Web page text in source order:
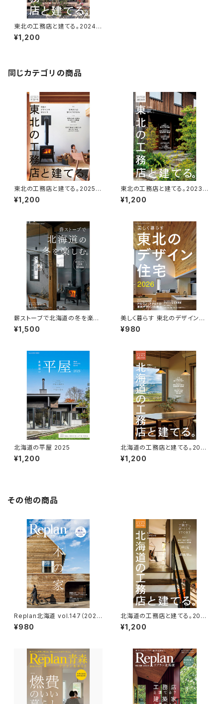
東北の工務店と建てる。2024年
版
¥1,200
同じカテゴリの商品
東北の工務店と建てる。2025年
版
¥1,200
東北の工務店と建てる。2023年
版
¥1,200
薪ストーブで北海道の冬を楽し
む。
¥1,500
美しく暮らす 東北のデザイン住
宅2026
¥980
北海道の平屋 2025
¥1,200
北海道の工務店と建てる。2024
年版
¥1,200
その他の商品
Replan北海道 vol.147（2025
冬春号）
¥980
北海道の工務店と建てる。2023
年版
¥1,200